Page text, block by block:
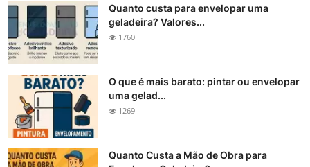
Quanto custa para envelopar uma
geladeira? Valores...
1760
O que é mais barato: pintar ou envelopar
uma gelad...
1269
Quanto Custa a Mão de Obra para